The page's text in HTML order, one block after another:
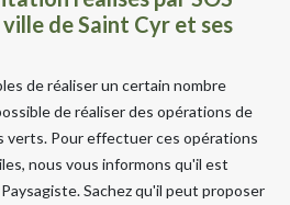
de Saint Cyr et ses
de réaliser un certain nombre
de réaliser des opérations de
verts. Pour effectuer ces opérations
nous vous informons qu'il est
Sachez qu'il peut proposer